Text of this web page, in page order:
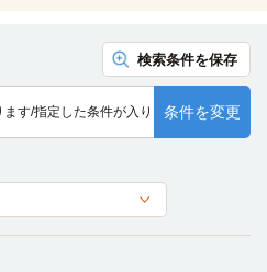
検索条件を保存
す/指定した条件が入ります/指定した条…
条件を変更